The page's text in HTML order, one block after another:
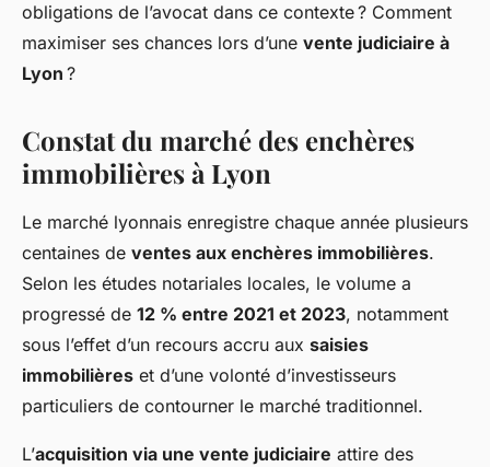
obligations de l’avocat dans ce contexte ? Comment
maximiser ses chances lors d’une vente judiciaire à
Lyon ?
Constat du marché des enchères
immobilières à Lyon
Le marché lyonnais enregistre chaque année plusieurs
centaines de ventes aux enchères immobilières.
Selon les études notariales locales, le volume a
progressé de 12 % entre 2021 et 2023, notamment
sous l’effet d’un recours accru aux saisies
immobilières et d’une volonté d’investisseurs
particuliers de contourner le marché traditionnel.
L’acquisition via une vente judiciaire attire des